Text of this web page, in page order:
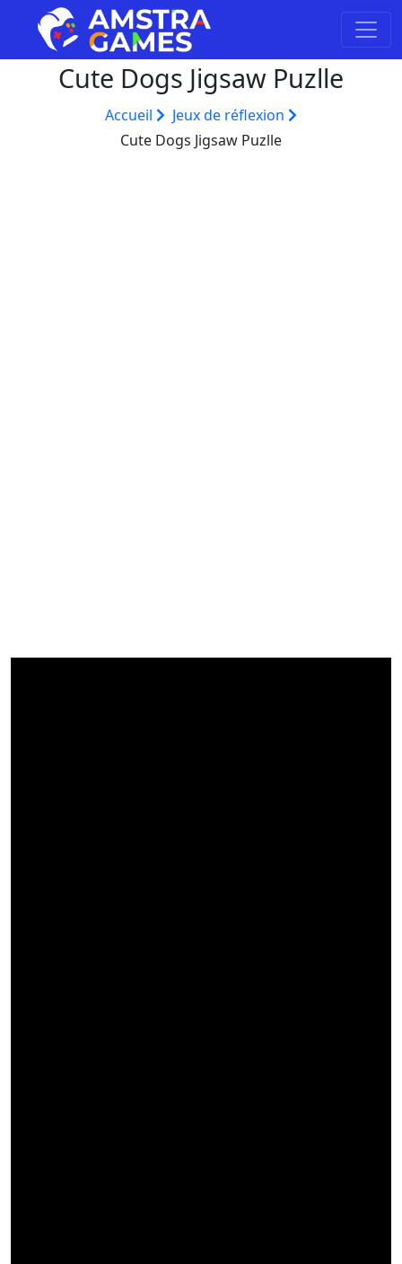
Cute Dogs Jigsaw Puzlle
Accueil
Jeux de réflexion
Cute Dogs Jigsaw Puzlle